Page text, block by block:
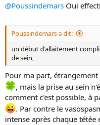
@Poussindemars Oui
Poussindemars a dit:
un début d'allaitement
de sein,
Pour ma part, étrangement
, mais la prise au sein
comment c'est possible, à
. Par contre le
intense après chaque